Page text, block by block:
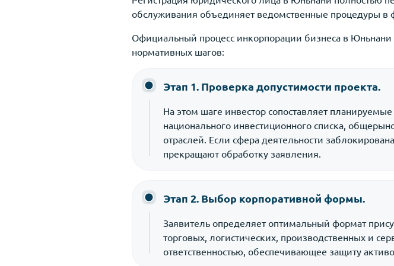
обслуживания объединяет ведомственные процедуры в
Официальный процесс инкорпорации бизнеса в
нормативных шагов:
Этап 1. Проверка допустимости проекта.
На этом шаге инвестор сопоставляет
национального инвестиционного списка,
отраслей. Если сфера деятельности
прекращают обработку заявления.
Этап 2. Выбор корпоративной формы.
Заявитель определяет оптимальный формат
торговых, логистических, производственных и
ответственностью, обеспечивающее защиту